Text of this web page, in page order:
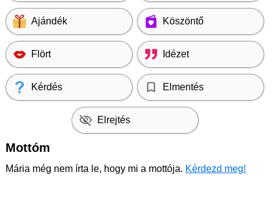
Ajándék Köszöntő
Flört Idézet
Kérdés Elmentés
Elrejtés
Mottóm
Mária még nem írta le, hogy mi a mottója. Kérdezd meg!